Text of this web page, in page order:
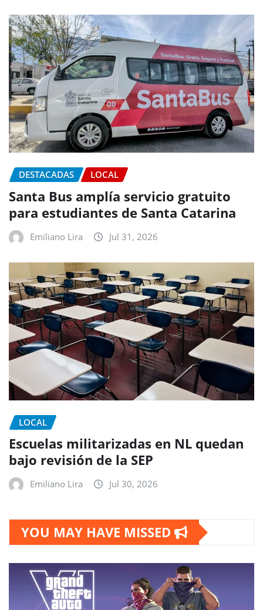
DESTACADAS LOCAL
Santa Bus amplía servicio gratuito
para estudiantes de Santa Catarina
Emiliano Lira Jul 31, 2026
LOCAL
Escuelas militarizadas en NL quedan
bajo revisión de la SEP
Emiliano Lira Jul 30, 2026
YOU MAY HAVE MISSED